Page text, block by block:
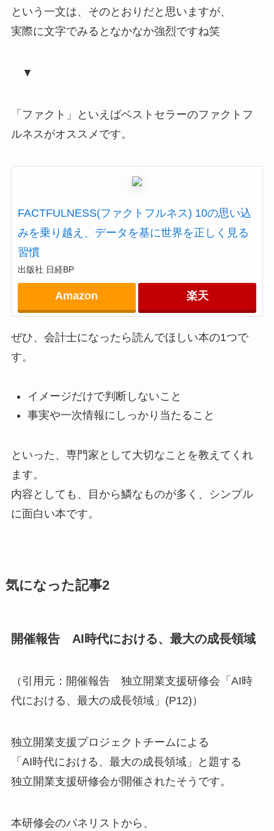
という一文は、そのとおりだと思いますが、
実際に文字でみるとなかなか強烈ですね笑
▼
「ファクト」といえばベストセラーのファクトフ
ルネスがオススメです。
FACTFULNESS(ファクトフルネス) 10の思い込
みを乗り越え、データを基に世界を正しく見る
習慣
出版社 日経BP
Amazon 楽天
ぜひ、会計士になったら読んでほしい本の1つで
す。
イメージだけで判断しないこと
事実や一次情報にしっかり当たること
といった、専門家として大切なことを教えてくれ
ます。
内容としても、目から鱗なものが多く、シンプル
に面白い本です。
気になった記事2
開催報告 AI時代における、最大の成長領域
（引用元：開催報告 独立開業支援研修会「AI時
代における、最大の成長領域」(P12)）
独立開業支援プロジェクトチームによる
「AI時代における、最大の成長領域」と題する
独立開業支援研修会が開催されたそうです。
本研修会のパネリストから、